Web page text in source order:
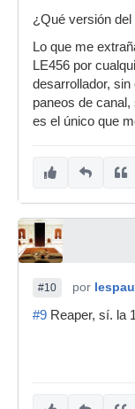
¿Qué versión
Lo que me
LE456 por
desarrollador,
paneos de
es el único que
#10 por
#9 Reaper, sí. la